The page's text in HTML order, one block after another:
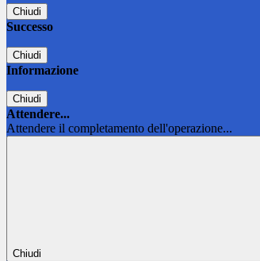
Chiudi
Successo
Chiudi
Informazione
Chiudi
Attendere...
Attendere il completamento dell'operazione...
Chiudi